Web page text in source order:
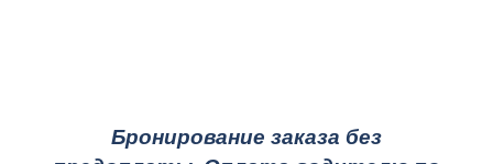
Бронирование заказа без